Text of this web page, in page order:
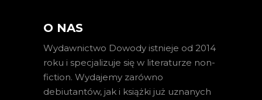
O NAS
Wydawnictwo Dowody istnieje od 2014
roku i specjalizuje się w literaturze non-
fiction. Wydajemy zarówno
debiutantów, jak i książki już uznanych